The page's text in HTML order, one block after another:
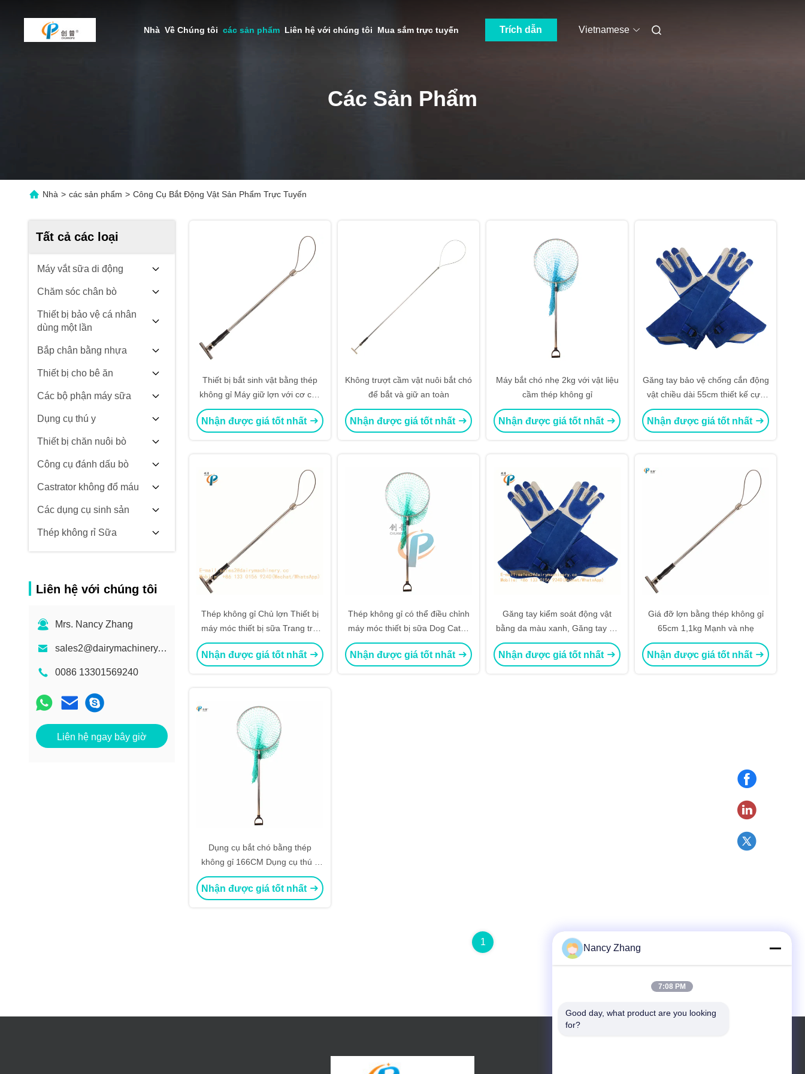
Nhà Về Chúng tôi các sản phẩm Liên hệ với chúng tôi Mua sắm trực tuyến Trích dẫn Vietnamese
Các Sản Phẩm
Nhà > các sản phẩm > Công Cụ Bắt Động Vật Sản Phẩm Trực Tuyến
Tất cả các loại
Máy vắt sữa di động
Chăm sóc chân bò
Thiết bị bảo vệ cá nhân
dùng một lần
Bắp chân bằng nhựa
Thiết bị cho bê ăn
Các bộ phận máy sữa
Dụng cụ thú y
Thiết bị chăn nuôi bò
Công cụ đánh dấu bò
Castrator không đổ máu
Các dụng cụ sinh sản
Thép không rỉ Sữa
Liên hệ với chúng tôi
Mrs. Nancy Zhang
sales2@dairymachinery.cc
0086 13301569240
Liên hệ ngay bây giờ
Thiết bị bắt sinh vật bằng thép
không gỉ Máy giữ lợn với cơ chế
khóa an toàn
Nhận được giá tốt nhất
Không trượt cầm vật nuôi bắt chó
để bắt và giữ an toàn
Nhận được giá tốt nhất
Máy bắt chó nhẹ 2kg với vật liệu
cầm thép không gỉ
Nhận được giá tốt nhất
Găng tay bảo vệ chống cắn động
vật chiều dài 55cm thiết kế cực
kỳ dài
Nhận được giá tốt nhất
Thép không gỉ Chủ lợn Thiết bị
máy móc thiết bị sữa Trang trại
lợn Hog ​​Catch Chiều dài 65cm
Nhận được giá tốt nhất
Thép không gỉ có thể điều chỉnh
máy móc thiết bị sữa Dog Catch
Net cho chó đi lạc
Nhận được giá tốt nhất
Găng tay kiểm soát động vật
bằng da màu xanh, Găng tay xử
lý động vật cho chó / mèo
Nhận được giá tốt nhất
Giá đỡ lợn bằng thép không gỉ
65cm 1,1kg Mạnh và nhẹ
Nhận được giá tốt nhất
Dụng cụ bắt chó bằng thép
không gỉ 166CM Dụng cụ thú y
2kg Giữ an toàn
Nhận được giá tốt nhất
1
Nancy Zhang
7:08 PM
Good day, what product are you looking
for?